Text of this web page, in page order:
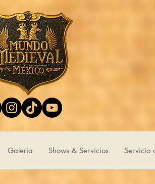
Galeria Shows & Servicios Servicio